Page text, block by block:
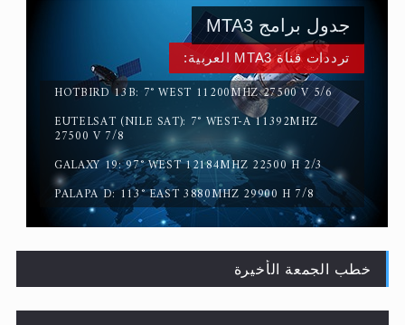
القرآن قاضٍ وحكمٌ على السنة ومهيمنٌ عليها.. ليس العكس
ترددات قناة MTA3 العربية:
HOTBIRD 13B: 7° WEST 11200MHZ 27500 V 5/6
EUTELSAT (NILE SAT): 7° WEST-A 11392MHZ
27500 V 7/8
GALAXY 19: 97° WEST 12184MHZ 22500 H 2/3
PALAPA D: 113° EAST 3880MHZ 29900 H 7/8
خطب الجمعة الأخيرة